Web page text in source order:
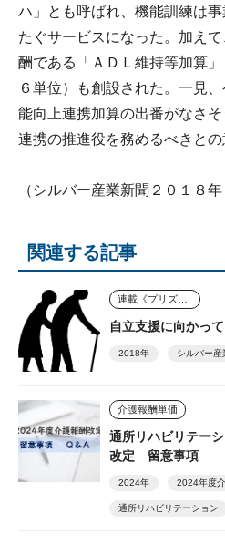
ハ」とも呼ばれ、機能訓練は
たぐサービスになった。加え
酬である「ＡＤＬ維持等加算」
６単位）も創設された。一見
能向上連携加算の出番がなさそ
連携の推進役を務めるべきとの
（シルバー産業新聞２０１８年
関連する記事
自立支援に向かって
2018年 シルバー産
介護報酬単価
通所リハビリテー
改定 留意事項
2024年 2024年度
通所リハビリテーション